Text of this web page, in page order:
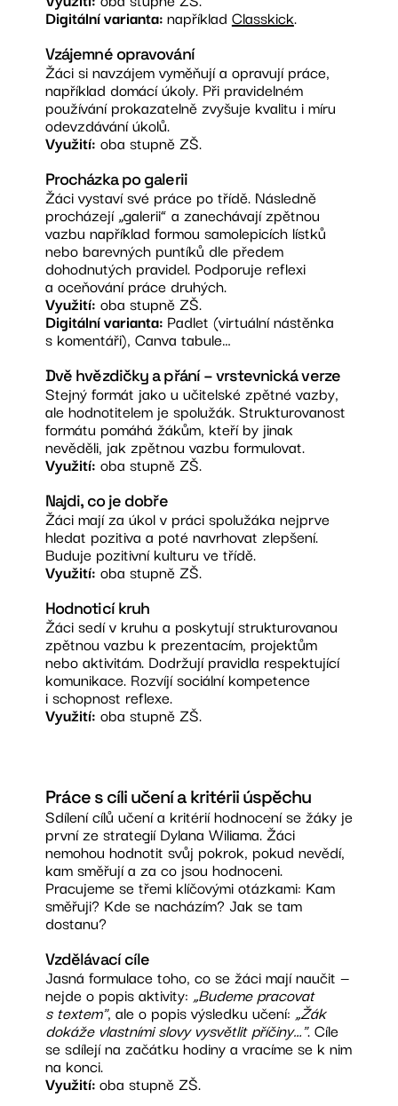
Digitální varianta:například Classkick.
Vzájemné opravování
Žáci si navzájem vyměňují a opravují práce,
například domácí úkoly. Při pravidelném
používání prokazatelně zvyšuje kvalitu i míru
odevzdávání úkolů.
Využití: oba stupně ZŠ.
Procházka po galerii
Žáci vystaví své práce po třídě. Následně
procházejí „galerii“ a zanechávají zpětnou
vazbu například formou samolepicích lístků
nebo barevných puntíků dle předem
dohodnutých pravidel. Podporuje reflexi
a oceňování práce druhých.
Využití: oba stupně ZŠ.
Digitální varianta: Padlet (virtuální nástěnka
s komentáři), Canva tabule…
Dvě hvězdičky a přání – vrstevnická verze
Stejný formát jako u učitelské zpětné vazby,
ale hodnotitelem je spolužák. Strukturovanost
formátu pomáhá žákům, kteří by jinak
nevěděli, jak zpětnou vazbu formulovat.
Využití: oba stupně ZŠ.
Najdi, co je dobře
Žáci mají za úkol v práci spolužáka nejprve
hledat pozitiva a poté navrhovat zlepšení.
Buduje pozitivní kulturu ve třídě.
Využití:oba stupně ZŠ.
Hodnoticí kruh
Žáci sedí v kruhu a poskytují strukturovanou
zpětnou vazbu k prezentacím, projektům
nebo aktivitám. Dodržují pravidla respektující
komunikace. Rozvíjí sociální kompetence
i schopnost reflexe.
Využití: oba stupně ZŠ.
Práce s cíli učení a kritérii úspěchu
Sdílení cílů učení a kritérií hodnocení se žáky je
první ze strategií Dylana Wiliama. Žáci
nemohou hodnotit svůj pokrok, pokud nevědí,
kam směřují a za co jsou hodnoceni.
Pracujeme se třemi klíčovými otázkami: Kam
směřuji? Kde se nacházím? Jak se tam
dostanu?
Vzdělávací cíle
Jasná formulace toho, co se žáci mají naučit —
nejde o popis aktivity: „Budeme pracovat
s textem", ale o popis výsledku učení: „Žák
dokáže vlastními slovy vysvětlit příčiny…". Cíle
se sdílejí na začátku hodiny a vracíme se k nim
na konci.
Využití:oba stupně ZŠ.